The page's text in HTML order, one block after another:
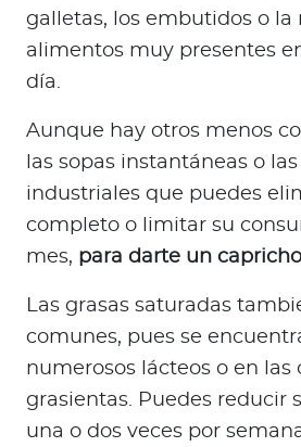
galletas, los embutidos o la
alimentos muy presentes
día.
Aunque hay otros menos
las sopas instantáneas o
industriales que puedes
completo o limitar su
mes, para darte un
Las grasas saturadas
comunes, pues se
numerosos lácteos o en las
grasientas. Puedes reducir
una o dos veces por